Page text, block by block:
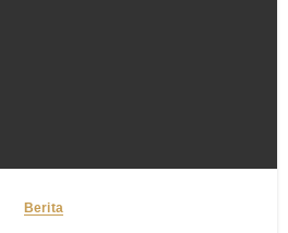
Berita